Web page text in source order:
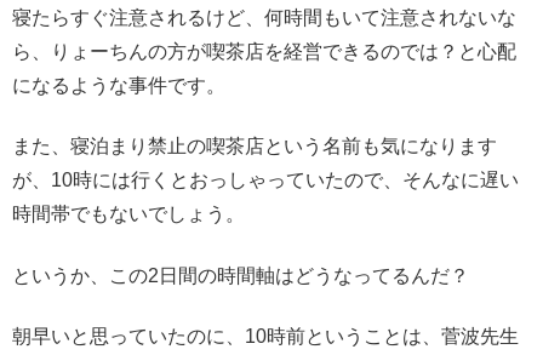
寝たらすぐ注意されるけど、何時間もいて注意されないな
ら、りょーちんの方が喫茶店を経営できるのでは？と心配
になるような事件です。
また、寝泊まり禁止の喫茶店という名前も気になります
が、10時には行くとおっしゃっていたので、そんなに遅い
時間帯でもないでしょう。
というか、この2日間の時間軸はどうなってるんだ？
朝早いと思っていたのに、10時前ということは、菅波先生